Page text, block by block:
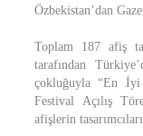
Özbekistan’dan
Toplam 187 afiş
tarafından
çokluğuyla “En İyi
Festival Açılış
afişlerin